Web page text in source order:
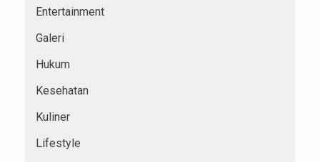
Entertainment
Galeri
Hukum
Kesehatan
Kuliner
Lifestyle